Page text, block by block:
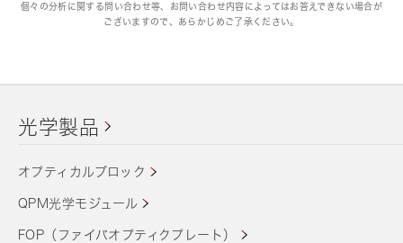
個々の分析に関する問い合わせ等、お問い合わせ内容によってはお答えできない場合が
ございますので、あらかじめご了承ください。
光学製品
オプティカルブロック
QPM光学モジュール
FOP（ファイバオプティクプレート）